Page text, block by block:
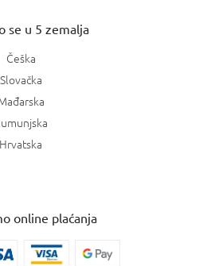
se u 5 zemalja
Češka
Slovačka
Hrvatska
online plaćanja